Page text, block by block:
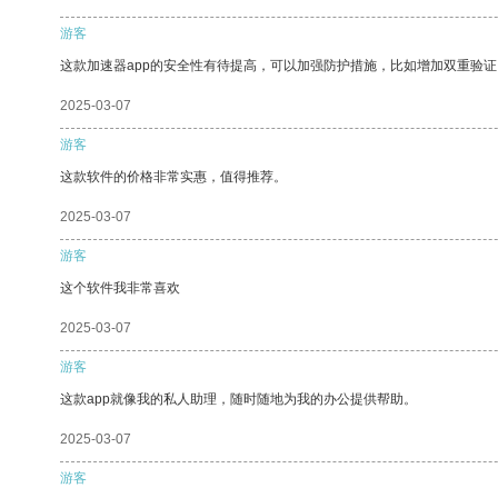
游客
这款加速器app的安全性有待提高，可以加强防护措施，比如增加双重验
2025-03-07
游客
这款软件的价格非常实惠，值得推荐。
2025-03-07
游客
这个软件我非常喜欢
2025-03-07
游客
这款app就像我的私人助理，随时随地为我的办公提供帮助。
2025-03-07
游客